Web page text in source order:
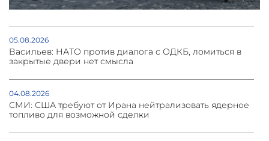
05.08.2026
Васильев: НАТО против диалога с ОДКБ, ломиться в
закрытые двери нет смысла
04.08.2026
СМИ: США требуют от Ирана нейтрализовать ядерное
топливо для возможной сделки